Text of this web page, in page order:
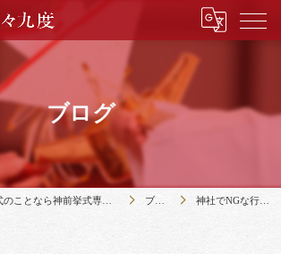
ブログ
神社・寺院で結婚式のことなら神前挙式専門店三々九度 ブログ 神社でNGな行為とは